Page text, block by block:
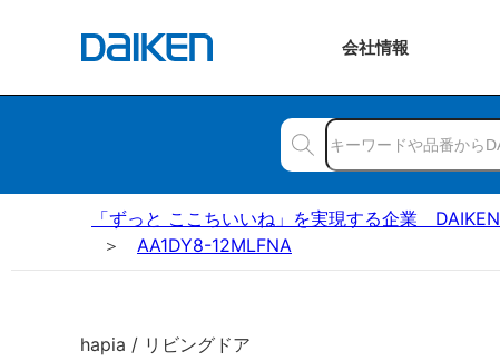
会社情報
「ずっと ここちいいね」を実現する企業 DAIKEN
AA1DY8-12MLFNA
hapia / リビングドア